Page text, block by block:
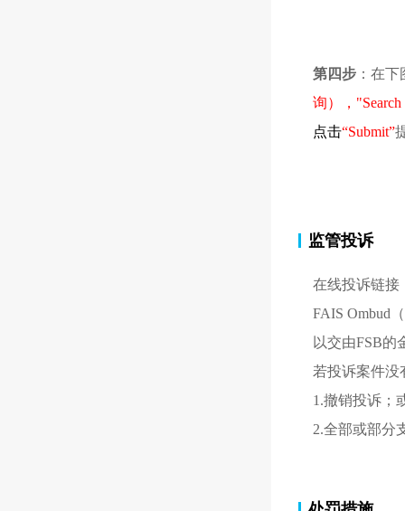
第四步 ：在
询），
点击“Submit”
监管投诉
在线投诉链接
FAIS Ombud
以交由FSB的
若投诉案件没
1.撤销投诉；
2.全部或部分